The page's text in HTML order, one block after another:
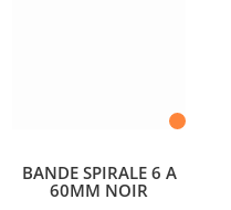
BANDE SPIRALE 6 A
60MM NOIR